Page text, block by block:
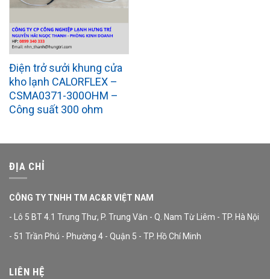
Điện trở sưởi khung cửa
kho lạnh CALORFLEX –
CSMA0371-300OHM –
Công suất 300 ohm
ĐỊA CHỈ
CÔNG TY TNHH TM AC&R VIỆT NAM
- Lô 5 BT 4.1 Trung Thư, P. Trung Văn - Q. Nam Từ Liêm - TP. Hà Nội
- 51 Trần Phú - Phường 4 - Quận 5 - TP. Hồ Chí Minh
LIÊN HỆ